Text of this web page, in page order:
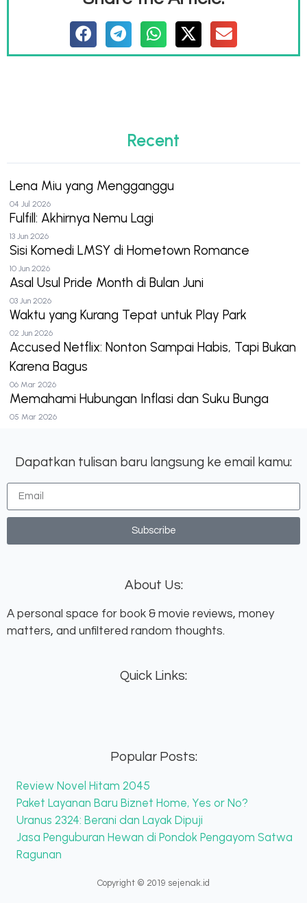
Recent
Lena Miu yang Mengganggu
04 Jul 2026
Fulfill: Akhirnya Nemu Lagi
13 Jun 2026
Sisi Komedi LMSY di Hometown Romance
10 Jun 2026
Asal Usul Pride Month di Bulan Juni
03 Jun 2026
Waktu yang Kurang Tepat untuk Play Park
02 Jun 2026
Accused Netflix: Nonton Sampai Habis, Tapi Bukan
Karena Bagus
06 Mar 2026
Memahami Hubungan Inflasi dan Suku Bunga
05 Mar 2026
Dapatkan tulisan baru langsung ke email kamu:
Subscribe
About Us:
A personal space for book & movie reviews, money
matters, and unfiltered random thoughts.
Quick Links:
Popular Posts:
Review Novel Hitam 2045
Paket Layanan Baru Biznet Home, Yes or No?
Uranus 2324: Berani dan Layak Dipuji
Jasa Penguburan Hewan di Pondok Pengayom Satwa
Ragunan
Copyright © 2019 sejenak.id